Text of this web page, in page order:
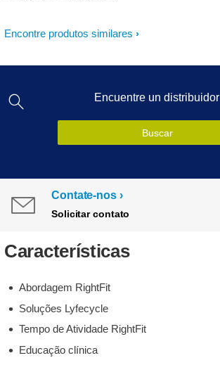
Encontre produtos similares
Encuentre un distribuidor
Buscar
Contate-nos
Solicitar contato
Características
Abordagem RightFit
Soluções Lyfecycle
Tempo de Atividade RightFit
Educação clínica